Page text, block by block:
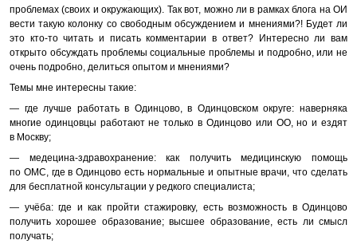
проблемах (своих и окружающих). Так вот, можно ли в рамках блога на ОИ
вести такую колонку со свободным обсуждением и мнениями?! Будет ли
это кто-то читать и писать комментарии в ответ? Интересно ли вам
открыто обсуждать проблемы социальные проблемы и подробно, или не
очень подробно, делиться опытом и мнениями?
Темы мне интересны такие:
— где лучше работать в Одинцово, в Одинцовском округе: наверняка
многие одинцовцы работают не только в Одинцово или ОО, но и ездят
в Москву;
— медецина-здравохранение: как получить медицинскую помощь
по ОМС, где в Одинцово есть нормальные и опытные врачи, что сделать
для бесплатной консультации у редкого специалиста;
— учёба: где и как пройти стажировку, есть возможность в Одинцово
получить хорошее образование; высшее образование, есть ли смысл
получать;